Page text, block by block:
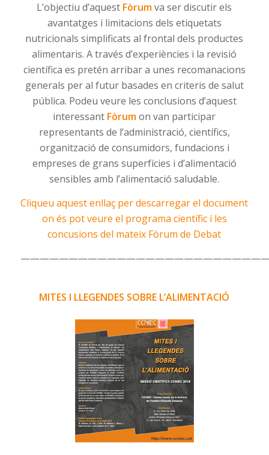
L’objectiud’aquest Fòrumva serdiscutirels
avantatges i limitacions dels etiquetats
nutricionals simplificatsal frontal dels productes
alimentaris. A través d’experiències i la revisió
científica es pretén arribar a unes recomanacions
generals per al futur basades en criteris de salut
pública. Podeu veure les conclusions d’aquest
interessant Fòrumon van participar
representants de l’administració, científics,
organització de consumidors, fundacions i
empreses de grans superfícies i d’alimentació
sensibles amb l’alimentació saludable.
Cliqueu aquest enllaç per descarregar el document
on és pot veure el programa científic i les
concusions del mateix Fòrum de Debat
MITES I LLEGENDES SOBRE L’ALIMENTACIÓ